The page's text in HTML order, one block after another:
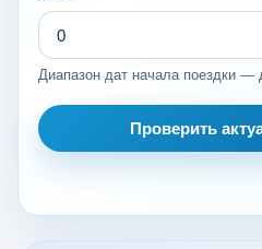
Диапазон дат начала поездки —
Проверить